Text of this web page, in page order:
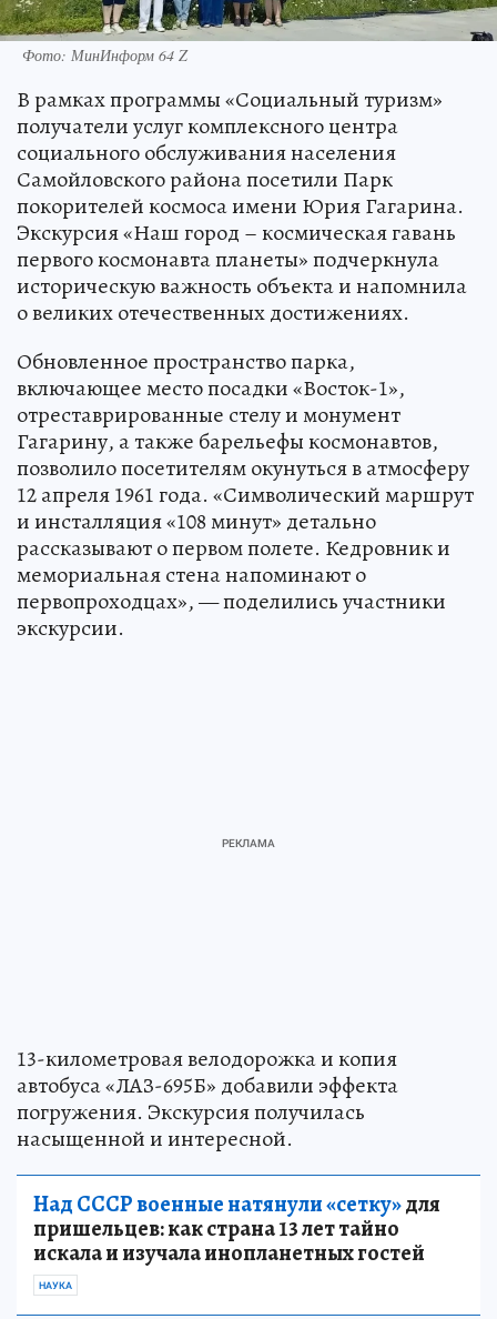
Фото: МинИнформ 64 Z
В рамках программы «Социальный туризм»
получатели услуг комплексного центра
социального обслуживания населения
Самойловского района посетили Парк
покорителей космоса имени Юрия Гагарина.
Экскурсия «Наш город – космическая гавань
первого космонавта планеты» подчеркнула
историческую важность объекта и напомнила
о великих отечественных достижениях.
Обновленное пространство парка,
включающее место посадки «Восток-1»,
отреставрированные стелу и монумент
Гагарину, а также барельефы космонавтов,
позволило посетителям окунуться в атмосферу
12 апреля 1961 года. «Символический маршрут
и инсталляция «108 минут» детально
рассказывают о первом полете. Кедровник и
мемориальная стена напоминают о
первопроходцах», — поделились участники
экскурсии.
13-километровая велодорожка и копия
автобуса «ЛАЗ-695Б» добавили эффекта
погружения. Экскурсия получилась
насыщенной и интересной.
Над СССР военные натянули «сетку»для
пришельцев: как страна 13 лет тайно
искала и изучала инопланетных гостей
НАУКА